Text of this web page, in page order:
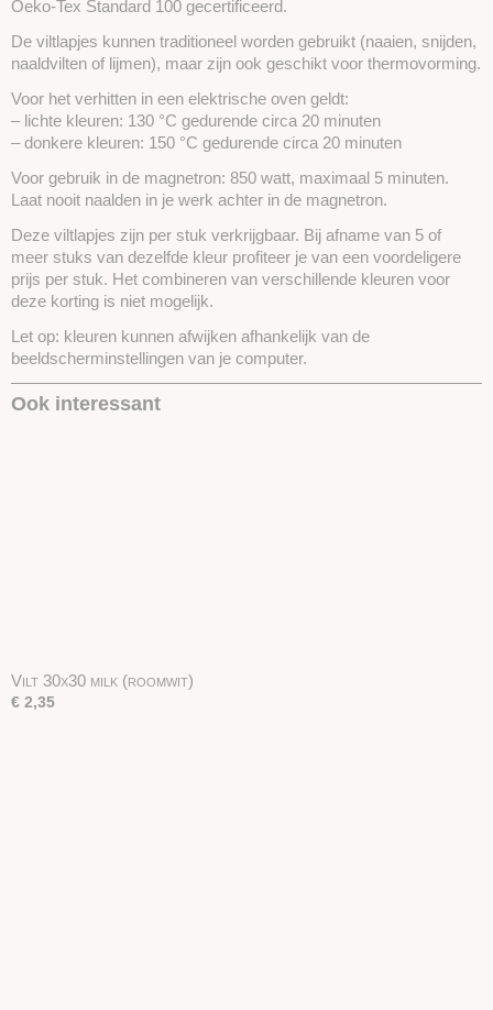
Oeko-Tex Standard 100 gecertificeerd.
De viltlapjes kunnen traditioneel worden gebruikt (naaien, snijden,
naaldvilten of lijmen), maar zijn ook geschikt voor thermovorming.
Voor het verhitten in een elektrische oven geldt:
– lichte kleuren: 130 °C gedurende circa 20 minuten
– donkere kleuren: 150 °C gedurende circa 20 minuten
Voor gebruik in de magnetron: 850 watt, maximaal 5 minuten.
Laat nooit naalden in je werk achter in de magnetron.
Deze viltlapjes zijn per stuk verkrijgbaar. Bij afname van 5 of
meer stuks van dezelfde kleur profiteer je van een voordeligere
prijs per stuk. Het combineren van verschillende kleuren voor
deze korting is niet mogelijk.
Let op: kleuren kunnen afwijken afhankelijk van de
beeldscherminstellingen van je computer.
Ook interessant
Vilt 30x30 milk (roomwit)
€ 2,35